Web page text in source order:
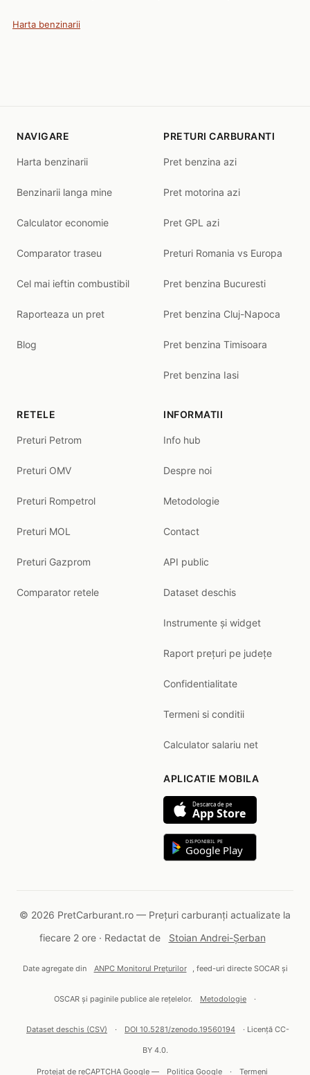
Harta benzinarii
NAVIGARE
Harta benzinarii
Benzinarii langa mine
Calculator economie
Comparator traseu
Cel mai ieftin combustibil
Raporteaza un pret
Blog
PRETURI CARBURANTI
Pret benzina azi
Pret motorina azi
Pret GPL azi
Preturi Romania vs Europa
Pret benzina Bucuresti
Pret benzina Cluj-Napoca
Pret benzina Timisoara
Pret benzina Iasi
RETELE
Preturi Petrom
Preturi OMV
Preturi Rompetrol
Preturi MOL
Preturi Gazprom
Comparator retele
INFORMATII
Info hub
Despre noi
Metodologie
Contact
API public
Dataset deschis
Instrumente și widget
Raport prețuri pe județe
Confidentialitate
Termeni si conditii
Calculator salariu net
APLICATIE MOBILA
Descarca de pe
App Store
DISPONIBIL PE
Google Play
© 2026 PretCarburant.ro — Prețuri carburanți actualizate la
fiecare 2 ore · Redactat de
Stoian Andrei-Șerban
Date agregate din ANPC Monitorul Prețurilor , feed-uri directe SOCAR și
OSCAR și paginile publice ale rețelelor. Metodologie ·
Dataset deschis (CSV) · DOI 10.5281/zenodo.19560194 · Licență CC-
BY 4.0.
Protejat de reCAPTCHA Google — Politica Google · Termeni